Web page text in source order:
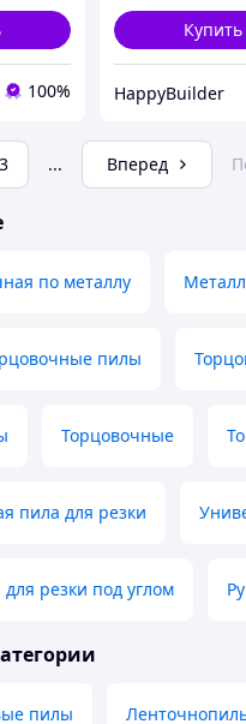
100%
Купить
HappyBuilder
3 ... Вперед
по металлу
пилы
Торцовочные
пила для резки
резки под углом
пилы